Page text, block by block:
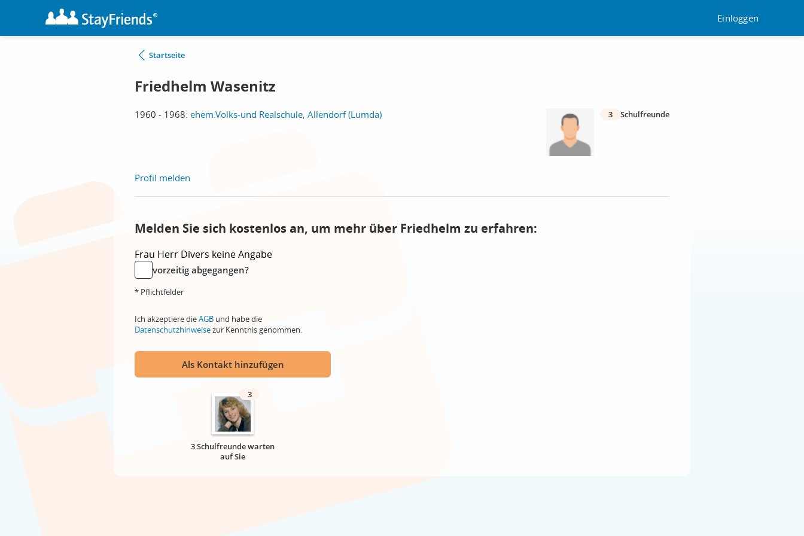
Einloggen
Startseite
Friedhelm Wasenitz
1960 - 1968: ehem.Volks-und Realschule, Allendorf (Lumda) 3 Schulfreunde
Profil melden
Melden Sie sich kostenlos an, um mehr über Friedhelm zu erfahren:
Frau Herr Divers keine Angabe
vorzeitig abgegangen?
* Pflichtfelder
Ich akzeptiere dieAGB und habe die
Datenschutzhinweisezur Kenntnis genommen.
Als Kontakt hinzufügen
3
3 Schulfreunde warten
auf Sie